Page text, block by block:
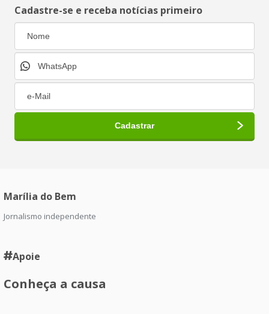
Cadastre-se e receba notícias primeiro
Marília do Bem
Jornalismo independente
Apoie
Conheça a causa